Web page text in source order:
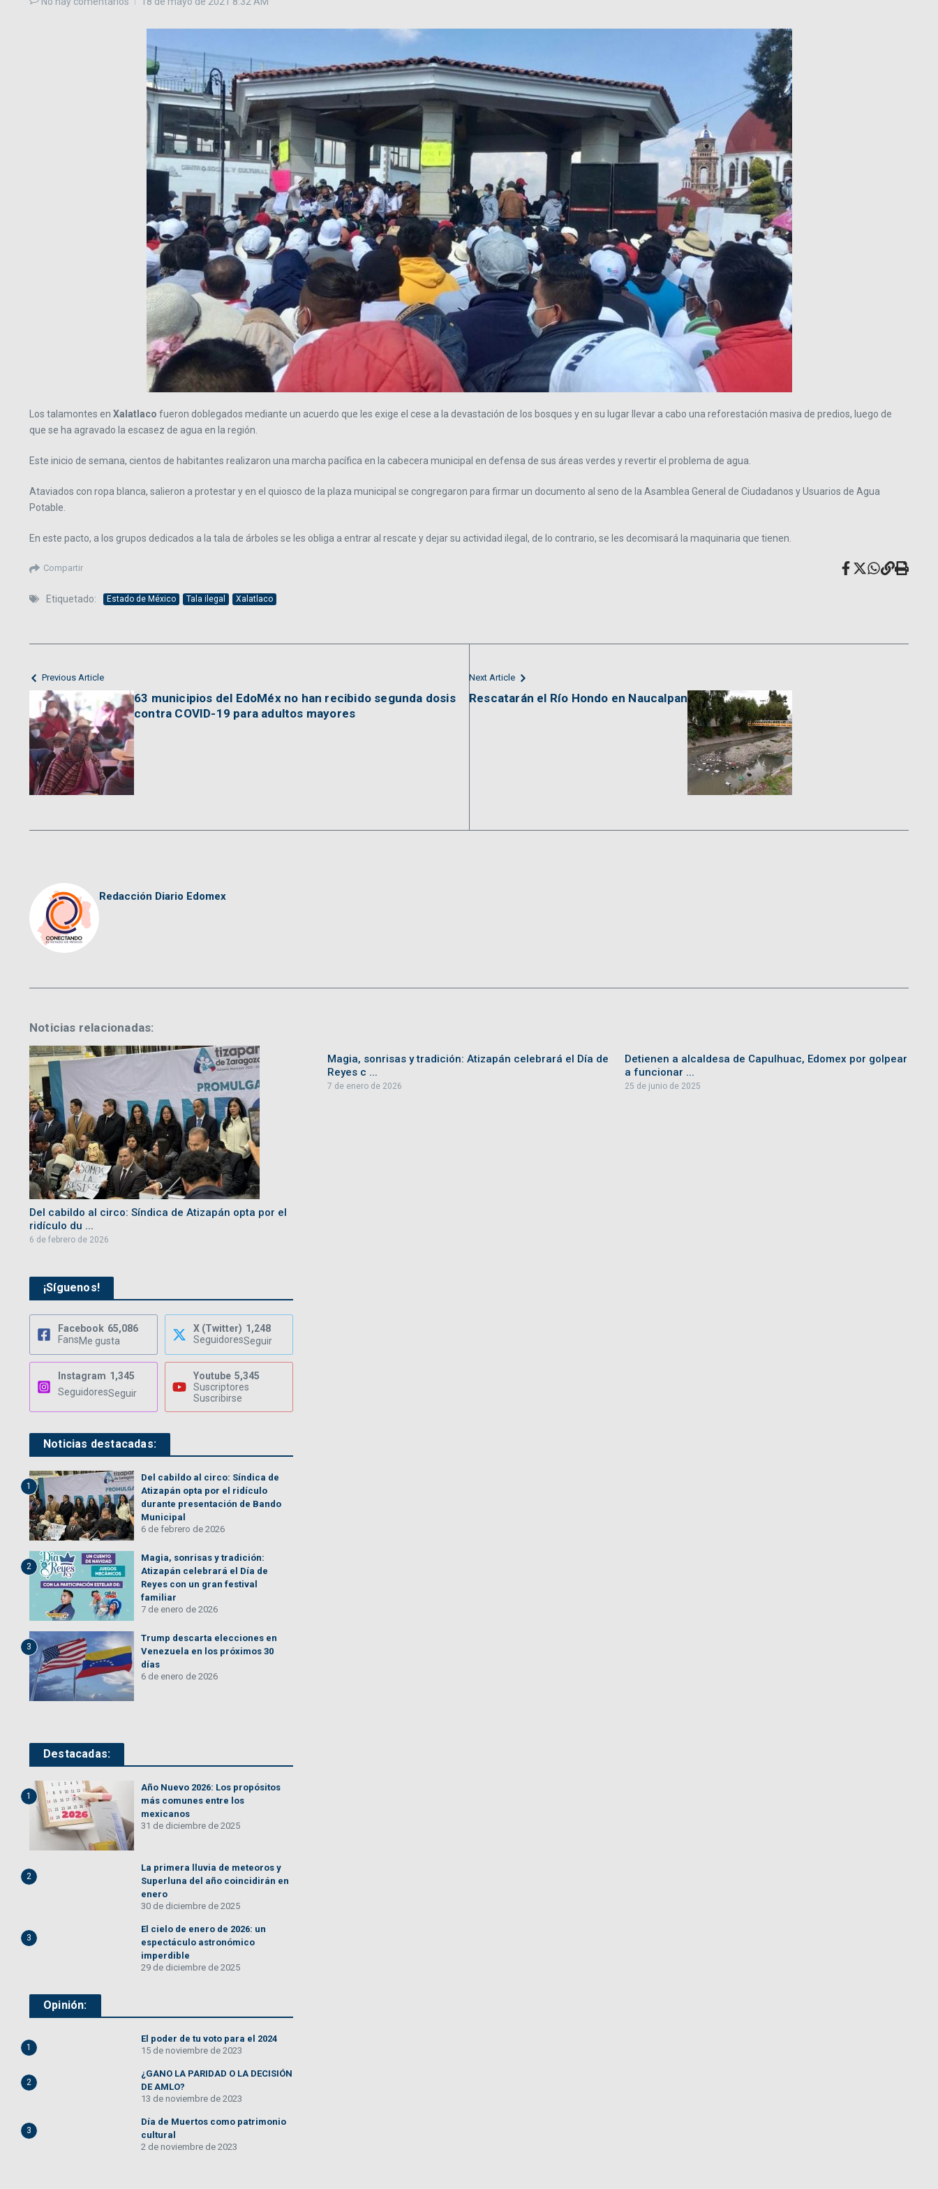
Los talamontes en Xalatlaco fueron doblegados mediante un acuerdo que les exige el cese a la devastación de los bosques y en su lugar llevar a cabo una reforestación masiva de predios, luego de
que se ha agravado la escasez de agua en la región.
Este inicio de semana, cientos de habitantes realizaron una marcha pacífica en la cabecera municipal en defensa de sus áreas verdes y revertir el problema de agua.
Ataviados con ropa blanca, salieron a protestar y en el quiosco de la plaza municipal se congregaron para firmar un documento al seno de la Asamblea General de Ciudadanos y Usuarios de Agua
Potable.
En este pacto, a los grupos dedicados a la tala de árboles se les obliga a entrar al rescate y dejar su actividad ilegal, de lo contrario, se les decomisará la maquinaria que tienen.
Compartir
Etiquetado: Estado de México Tala ilegal Xalatlaco
Previous Article
63 municipios del EdoMéx no han recibido segunda dosis
contra COVID-19 para adultos mayores
Next Article
Rescatarán el Río Hondo en Naucalpan
Redacción Diario Edomex
Noticias relacionadas:
Del cabildo al circo: Síndica de Atizapán opta por el
ridículo du ...
6 de febrero de 2026
Magia, sonrisas y tradición: Atizapán celebrará el Día de
Reyes c ...
7 de enero de 2026
Detienen a alcaldesa de Capulhuac, Edomex por golpear
a funcionar ...
25 de junio de 2025
¡Síguenos!
Facebook 65,086
FansMe gusta
X (Twitter) 1,248
SeguidoresSeguir
Instagram 1,345
SeguidoresSeguir
Youtube 5,345
Suscriptores
Suscribirse
Noticias destacadas:
1
Del cabildo al circo: Síndica de
Atizapán opta por el ridículo
durante presentación de Bando
Municipal
6 de febrero de 2026
2
Magia, sonrisas y tradición:
Atizapán celebrará el Día de
Reyes con un gran festival
familiar
7 de enero de 2026
3
Trump descarta elecciones en
Venezuela en los próximos 30
días
6 de enero de 2026
Destacadas:
1
Año Nuevo 2026: Los propósitos
más comunes entre los
mexicanos
31 de diciembre de 2025
2
La primera lluvia de meteoros y
Superluna del año coincidirán en
enero
30 de diciembre de 2025
3
El cielo de enero de 2026: un
espectáculo astronómico
imperdible
29 de diciembre de 2025
Opinión:
1
El poder de tu voto para el 2024
15 de noviembre de 2023
2
¿GANO LA PARIDAD O LA DECISIÓN
DE AMLO?
13 de noviembre de 2023
3
Día de Muertos como patrimonio
cultural
2 de noviembre de 2023